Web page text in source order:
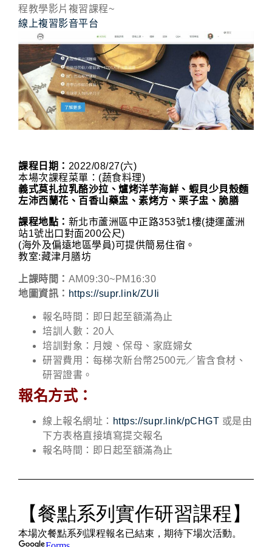
程教學影片複習課程~
線上複習影音平台
課程日期： 2022/08/27(六)
本場次課程菜單：(蔬食料理)
義式莫扎拉乳酪沙拉、爐烤洋芋海鮮、蝦貝少貝殼麵
左沛西蘭花、百香山藥盅、素烤方、栗子盅、脆膳
課程地點： 新北市蘆洲區中正路353號1樓(捷運蘆洲
站1號出口對面200公尺)
(海外及偏遠地區學員)可提供簡易住宿。
教室:藏津月膳坊
上課時間： AM09:30~PM16:30
地圖資訊： https://supr.link/ZUIi
報名時間：即日起至額滿為止
培訓人數：20人
培訓對象：月嫂、保母、家庭婦女
研習費用：每梯次新台幣2500元／皆含食材、
研習證書。
報名方式：
線上報名網址： https://supr.link/pCHGT 或是由
下方表格直接填寫提交報名
報名時間：即日起至額滿為止